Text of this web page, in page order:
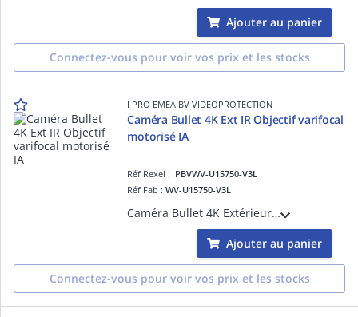
Ajouter au panier
Connectez-vous pour voir vos prix et les stocks
I PRO EMEA BV VIDEOPROTECTION
Caméra Bullet 4K Ext IR Objectif varifocal
motorisé IA
Réf Rexel : PBVWV-U15750-V3L
Réf Fab :WV-U15750-V3L
Caméra Bullet 4K Extérieur IP66 & IK10 H.265 - 3840x2160 @ 15 ips - LED IR 28m, 0.2 lux couleur, Objectif varifocal motorisé 3.2 à 10.2mm (114 à 31°), avec plateforme ouverte d'intelligence artificielle, Digital Certificates by GlobalSign,
Ajouter au panier
Connectez-vous pour voir vos prix et les stocks